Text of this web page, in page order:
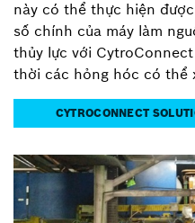
này có thể thực hiện
số chính của máy làm
thủy lực với
thời các hỏng hóc có thể
CYTROCONNECT